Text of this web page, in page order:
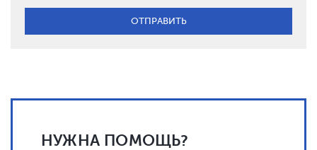
НУЖНА ПОМОЩЬ?